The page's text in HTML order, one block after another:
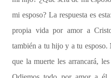
mi esposo? La respuesta es
propia vida por amor a
también a tu hijo y a tu esposo.
que la muerte les arrancará,